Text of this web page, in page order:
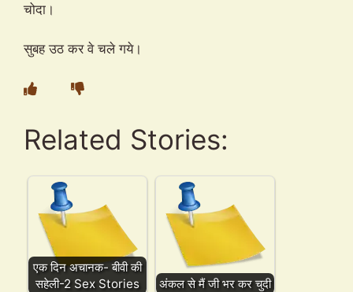
चोदा।
सुबह उठ कर वे चले गये।
Related Stories:
एक दिन अचानक- बीवी की
सहेली-2 Sex Stories
अंकल से मैं जी भर कर चुदी